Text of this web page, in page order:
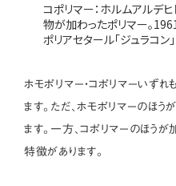
コポリマー：ホルムアルデ
物が加わったポリマー。
ポリアセタール「ジュラコ
ホモポリマー・コポリマーいず
ます。ただ、ホモポリマーのほ
ます。一方、コポリマーのほう
特徴があります。